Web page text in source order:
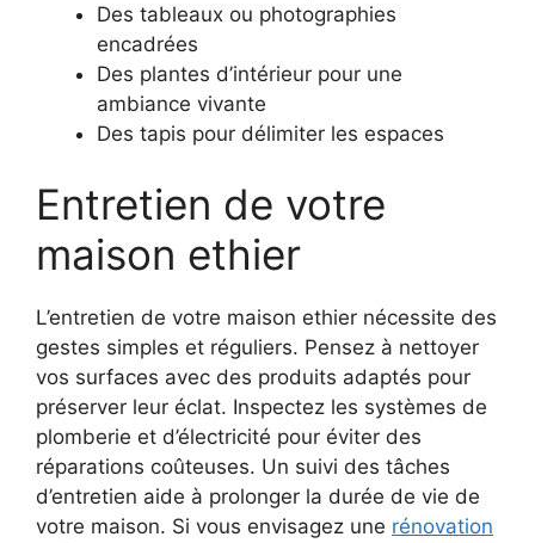
Des tableaux ou photographies
encadrées
Des plantes d’intérieur pour une
ambiance vivante
Des tapis pour délimiter les espaces
Entretien de votre
maison ethier
L’entretien de votre maison ethier nécessite des
gestes simples et réguliers. Pensez à nettoyer
vos surfaces avec des produits adaptés pour
préserver leur éclat. Inspectez les systèmes de
plomberie et d’électricité pour éviter des
réparations coûteuses. Un suivi des tâches
d’entretien aide à prolonger la durée de vie de
votre maison. Si vous envisagez une rénovation